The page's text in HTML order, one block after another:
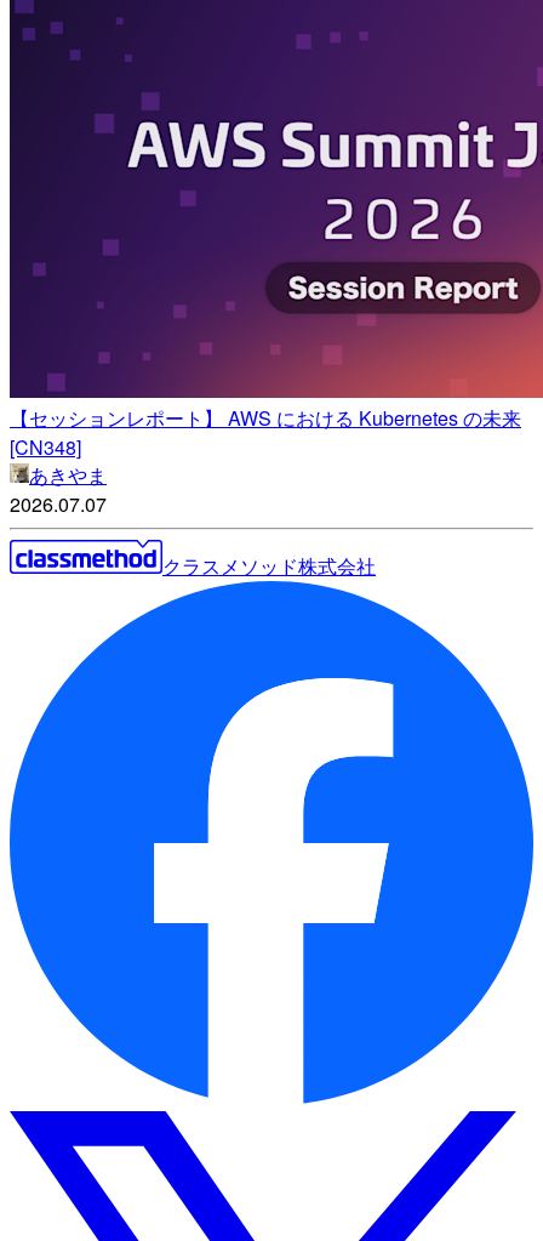
【セッションレポート】 AWS における Kubernetes の未来
[CN348]
あきやま
2026.07.07
クラスメソッド株式会社